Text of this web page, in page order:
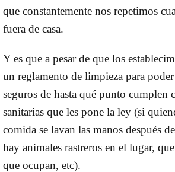
que constantemente nos repetimos
fuera de casa.
Y es que a pesar de que los
un reglamento de limpieza para
seguros de hasta qué punto cumplen
sanitarias que les pone la ley (si
comida se lavan las manos después
hay animales rastreros en el lugar,
que ocupan, etc).